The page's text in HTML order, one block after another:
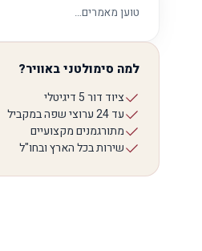
טוען מאמרים…
למה סימולטני באוויר?
ציוד דור 5 דיגיטלי
עד 24 ערוצי שפה במקביל
מתורגמנים מקצועיים
שירות בכל הארץ ובחו"ל